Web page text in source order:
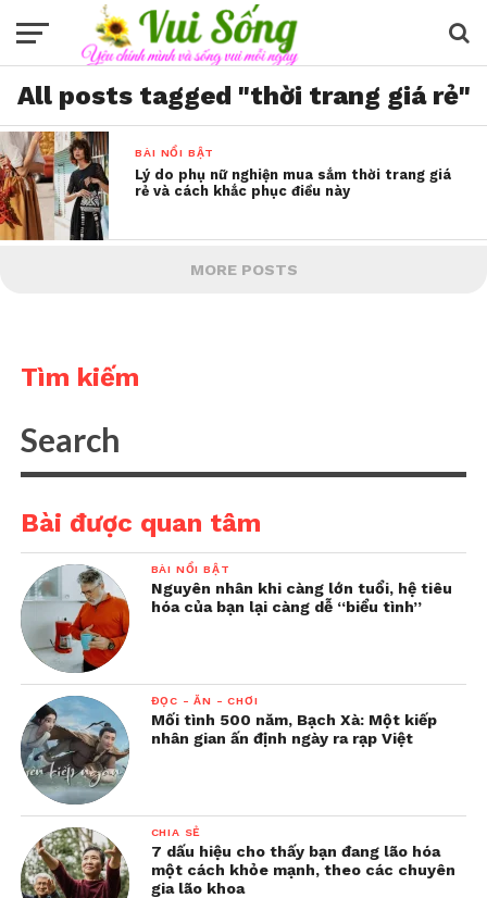
All posts tagged "thời trang giá rẻ"
BÀI NỔI BẬT
Lý do phụ nữ nghiện mua sắm thời trang giá
rẻ và cách khắc phục điều này
MORE POSTS
Tìm kiếm
Bài được quan tâm
BÀI NỔI BẬT
Nguyên nhân khi càng lớn tuổi, hệ tiêu
hóa của bạn lại càng dễ “biểu tình”
ĐỌC - ĂN - CHƠI
Mối tình 500 năm, Bạch Xà: Một kiếp
nhân gian ấn định ngày ra rạp Việt
CHIA SẺ
7 dấu hiệu cho thấy bạn đang lão hóa
một cách khỏe mạnh, theo các chuyên
gia lão khoa